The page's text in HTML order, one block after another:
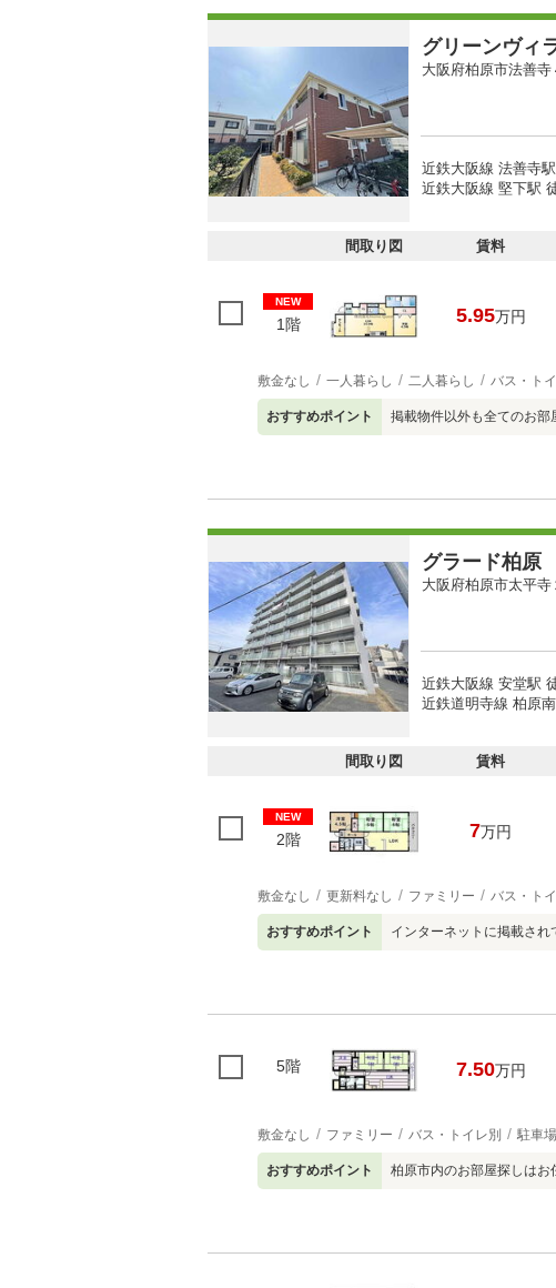
グリーンヴィ
大阪府柏原市法善寺
近鉄大阪線 法善寺
近鉄大阪線 堅下駅
間取り図 賃料
NEW
1階 5.95万円
敷金なし 一人暮らし 二人暮らし バス・ト
おすすめポイント 掲載物件以外も全てのお
グラード柏原
大阪府柏原市太平寺
近鉄大阪線 安堂駅
近鉄道明寺線 柏原
間取り図 賃料
NEW
2階 7万円
敷金なし 更新料なし ファミリー バス・ト
おすすめポイント インターネットに掲載さ
5階 7.50万円
敷金なし ファミリー バス・トイレ別 駐車
おすすめポイント 柏原市内のお部屋探しはお